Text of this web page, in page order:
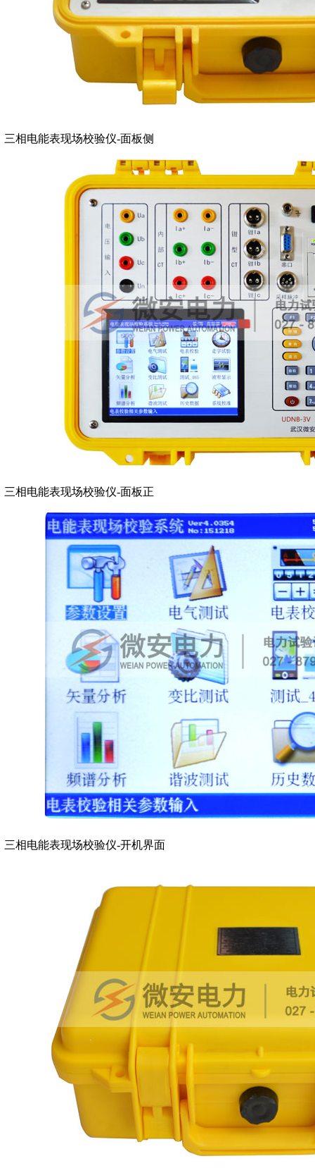
三相电能表现场校验仪-面板侧
三相电能表现场校验仪-面板正
三相电能表现场校验仪-开机界面